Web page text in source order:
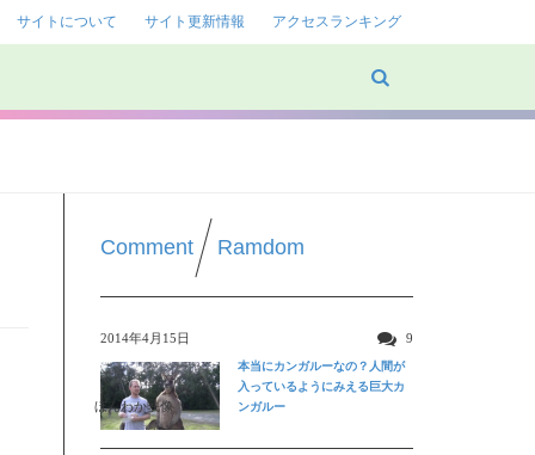
サイトについて サイト更新情報 アクセスランキング
Comment Ramdom
2014年4月15日 9
ほんわか映像
本当にカンガルーなの？人間が
入っているようにみえる巨大カ
ンガルー